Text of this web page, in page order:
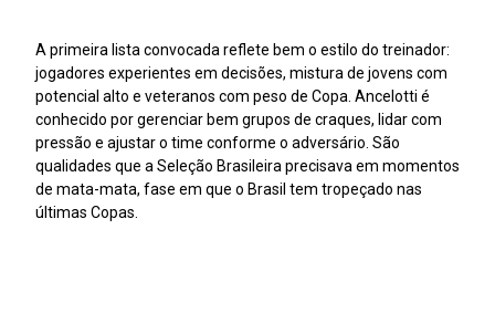
A primeira lista convocada reflete bem o estilo do treinador:
jogadores experientes em decisões, mistura de jovens com
potencial alto e veteranos com peso de Copa. Ancelotti é
conhecido por gerenciar bem grupos de craques, lidar com
pressão e ajustar o time conforme o adversário. São
qualidades que a Seleção Brasileira precisava em momentos
de mata-mata, fase em que o Brasil tem tropeçado nas
últimas Copas.